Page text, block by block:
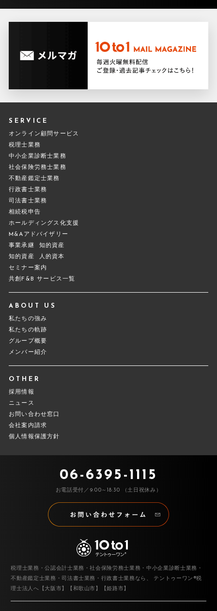
SERVICE
オンライン顧問サービス
税理士業務
中小企業診断士業務
社会保険労務士業務
不動産鑑定士業務
行政書士業務
司法書士業務
相続税申告
ホールディングス化支援
M&Aアドバイザリー
事業承継
知的資産
知的資産
人的資本
セミナー案内
共創F&B サービス一覧
ABOUT US
私たちの強み
私たちの軌跡
グループ概要
メンバー紹介
OTHER
採用情報
ニュース
お問い合わせ窓口
会社案内請求
個人情報保護方針
06-6395-1115
お電話受付／9:00～18:30 （土日祝休み）
税理士業務・公認会計士業務・社会保険労務士業務・中小企業診断士業務・
不動産鑑定士業務・司法書士業務・行政書士業務なら、
テントゥーワン®税
理士法人へ【大阪市】【和歌山市】【姫路市】